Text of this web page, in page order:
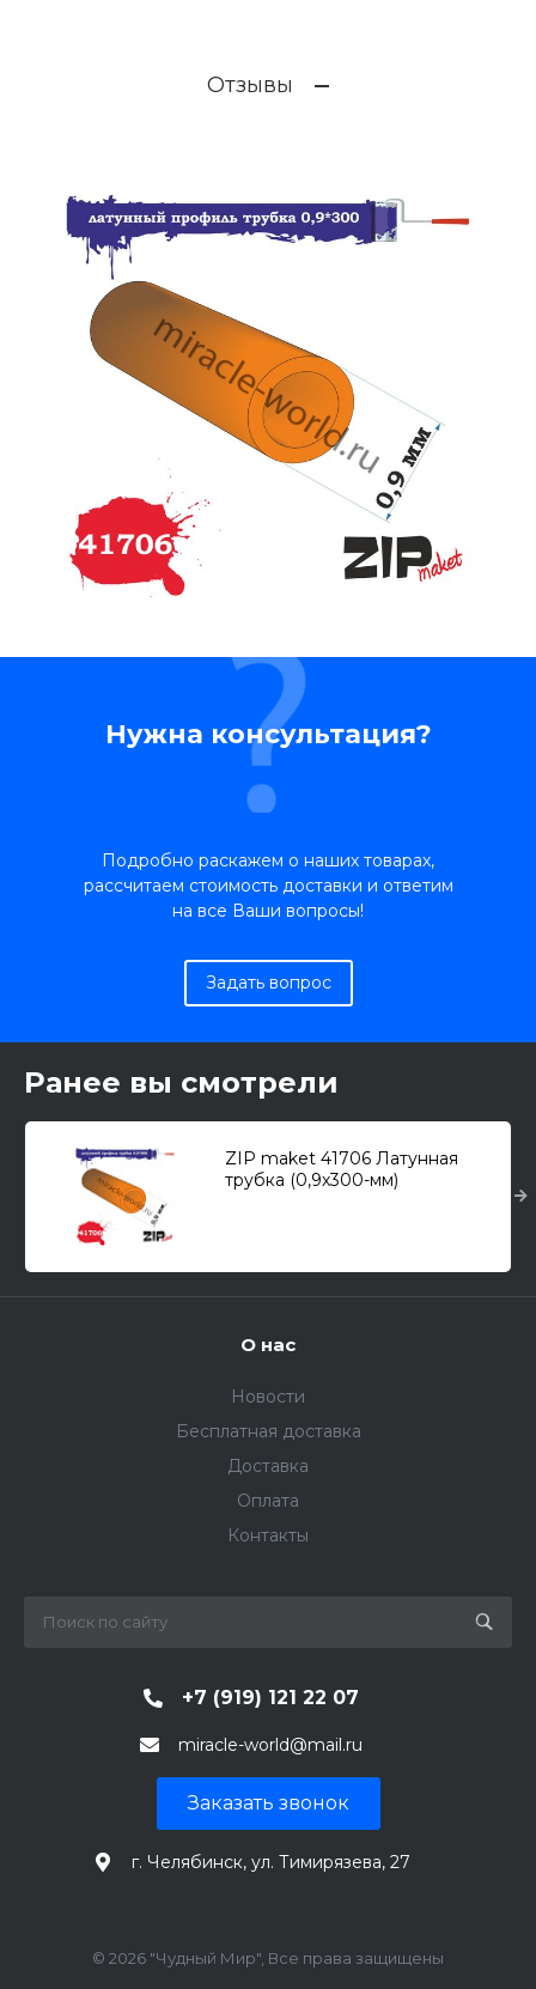
Отзывы
Нужна консультация?
Подробно раскажем о наших товарах,
рассчитаем стоимость доставки и ответим
на все Ваши вопросы!
Задать вопрос
Ранее вы смотрели
ZIP maket 41706 Латунная
трубка (0,9х300-мм)
О нас
Новости
Бесплатная доставка
Доставка
Оплата
Контакты
+7 (919) 121 22 07
miracle-world@mail.ru
Заказать звонок
г. Челябинск, ул. Тимирязева, 27
© 2026 "Чудный Мир", Все права защищены